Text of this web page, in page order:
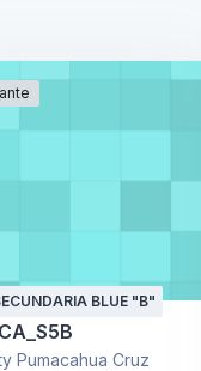
BLUE "B"
Pumacahua Cruz